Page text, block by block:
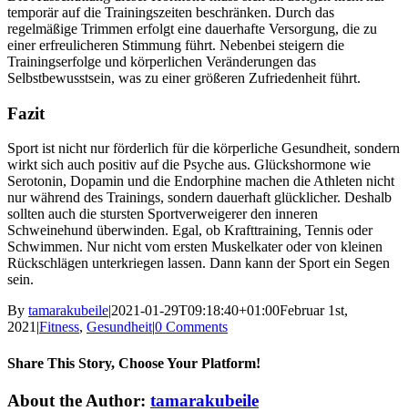
temporär auf die Trainingszeiten beschränken. Durch das
regelmäßige Trimmen erfolgt eine dauerhafte Versorgung, die zu
einer erfreulicheren Stimmung führt. Nebenbei steigern die
Trainingserfolge und körperlichen Veränderungen das
Selbstbewusstsein, was zu einer größeren Zufriedenheit führt.
Fazit
Sport ist nicht nur förderlich für die körperliche Gesundheit, sondern
wirkt sich auch positiv auf die Psyche aus. Glückshormone wie
Serotonin, Dopamin und die Endorphine machen die Athleten nicht
nur während des Trainings, sondern dauerhaft glücklicher. Deshalb
sollten auch die stursten Sportverweigerer den inneren
Schweinehund überwinden. Egal, ob Krafttraining, Tennis oder
Schwimmen. Nur nicht vom ersten Muskelkater oder von kleinen
Rückschlägen unterkriegen lassen. Dann kann der Sport ein Segen
sein.
By tamarakubeile|2021-01-29T09:18:40+01:00Februar 1st,
2021 |Fitness, Gesundheit|0 Comments
Share This Story, Choose Your Platform!
Facebook
X
Reddit
LinkedIn
Tumblr
Pinterest
Vk
Email
About the Author: tamarakubeile